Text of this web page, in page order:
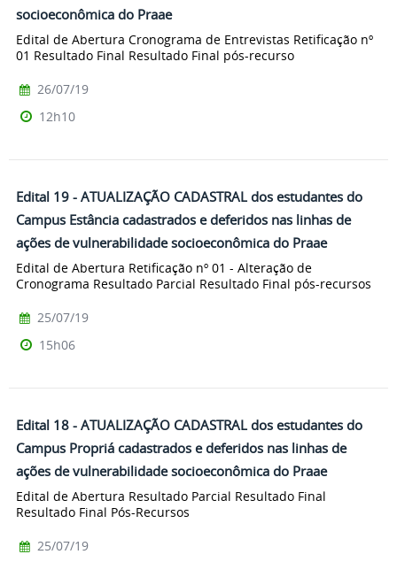
socioeconômica do Praae
Edital de Abertura Cronograma de Entrevistas Retificação nº
01 Resultado Final Resultado Final pós-recurso
26/07/19
12h10
Edital 19 - ATUALIZAÇÃO CADASTRAL dos estudantes do
Campus Estância cadastrados e deferidos nas linhas de
ações de vulnerabilidade socioeconômica do Praae
Edital de Abertura Retificação nº 01 - Alteração de
Cronograma Resultado Parcial Resultado Final pós-recursos
25/07/19
15h06
Edital 18 - ATUALIZAÇÃO CADASTRAL dos estudantes do
Campus Propriá cadastrados e deferidos nas linhas de
ações de vulnerabilidade socioeconômica do Praae
Edital de Abertura Resultado Parcial Resultado Final
Resultado Final Pós-Recursos
25/07/19